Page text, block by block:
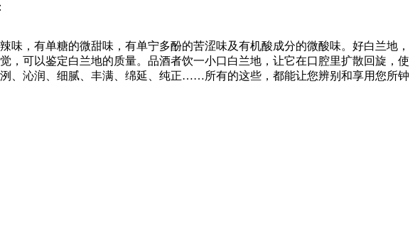
，有单糖的微甜味，有单宁多酚的苦涩味及有机酸成分的微酸味。好白兰地，
可以鉴定白兰地的质量。品酒者饮一小口白兰地，让它在口腔里扩散回旋，使
、沁润、细腻、丰满、绵延、纯正……所有的这些，都能让您辨别和享用您所钟